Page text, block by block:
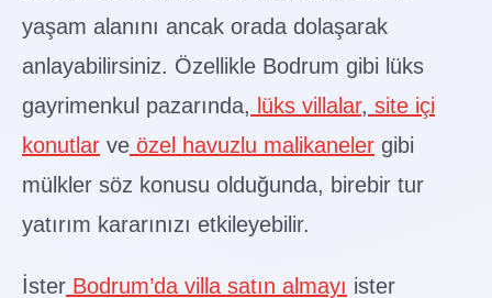
yaşam alanını ancak orada dolaşarak
anlayabilirsiniz. Özellikle Bodrum gibi lüks
gayrimenkul pazarında, lüks villalar, site içi
konutlar ve özel havuzlu malikaneler gibi
mülkler söz konusu olduğunda, birebir tur
yatırım kararınızı etkileyebilir.
İster Bodrum’da villa satın almayı ister